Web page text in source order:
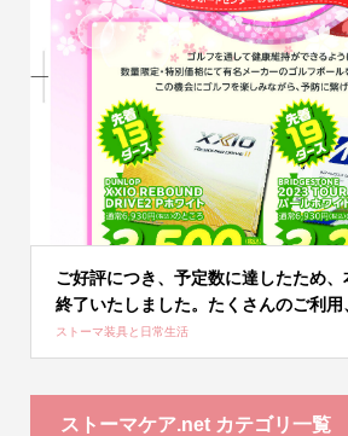
ご好評につき、予定数に達したため
終了いたしました。たくさんのご利
ストーマ装具と日常生活
ストーマケア.net カテゴリ一覧